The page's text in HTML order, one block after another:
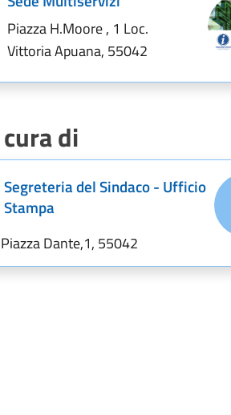
Piazza H.Moore , 1 Loc.
Vittoria Apuana, 55042
di
Segreteria del Sindaco - Ufficio
Stampa
Piazza Dante,1, 55042